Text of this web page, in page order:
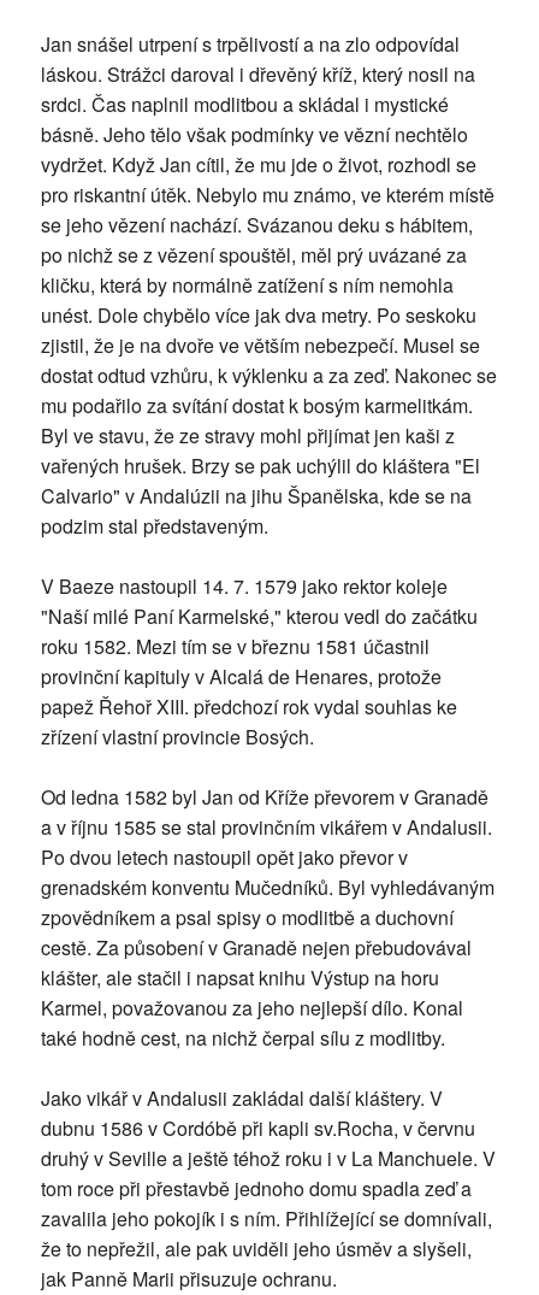
Jan snášel utrpení s trpělivostí a na zlo odpovídal
láskou. Strážci daroval i dřevěný kříž, který nosil na
srdci. Čas naplnil modlitbou a skládal i mystické
básně. Jeho tělo však podmínky ve vězní nechtělo
vydržet. Když Jan cítil, že mu jde o život, rozhodl se
pro riskantní útěk. Nebylo mu známo, ve kterém místě
se jeho vězení nachází. Svázanou deku s hábitem,
po nichž se z vězení spouštěl, měl prý uvázané za
kličku, která by normálně zatížení s ním nemohla
unést. Dole chybělo více jak dva metry. Po seskoku
zjistil, že je na dvoře ve větším nebezpečí. Musel se
dostat odtud vzhůru, k výklenku a za zeď. Nakonec se
mu podařilo za svítání dostat k bosým karmelitkám.
Byl ve stavu, že ze stravy mohl přijímat jen kaši z
vařených hrušek. Brzy se pak uchýlil do kláštera "El
Calvario" v Andalúzii na jihu Španělska, kde se na
podzim stal představeným.
V Baeze nastoupil 14. 7. 1579 jako rektor koleje
"Naší milé Paní Karmelské," kterou vedl do začátku
roku 1582. Mezi tím se v březnu 1581 účastnil
provinční kapituly v Alcalá de Henares, protože
papež Řehoř XIII. předchozí rok vydal souhlas ke
zřízení vlastní provincie Bosých.
Od ledna 1582 byl Jan od Kříže převorem v Granadě
a v říjnu 1585 se stal provinčním vikářem v Andalusii.
Po dvou letech nastoupil opět jako převor v
grenadském konventu Mučedníků. Byl vyhledávaným
zpovědníkem a psal spisy o modlitbě a duchovní
cestě. Za působení v Granadě nejen přebudovával
klášter, ale stačil i napsat knihu Výstup na horu
Karmel, považovanou za jeho nejlepší dílo. Konal
také hodně cest, na nichž čerpal sílu z modlitby.
Jako vikář v Andalusii zakládal další kláštery. V
dubnu 1586 v Cordóbě při kapli sv.Rocha, v červnu
druhý v Seville a ještě téhož roku i v La Manchuele. V
tom roce při přestavbě jednoho domu spadla zeď a
zavalila jeho pokojík i s ním. Přihlížející se domnívali,
že to nepřežil, ale pak uviděli jeho úsměv a slyšeli,
jak Panně Marii přisuzuje ochranu.